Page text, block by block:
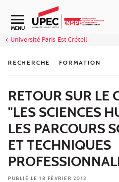
Aller au contenu
Navigation secondaire
MENU
Université Paris-Est Créteil
RECHERCHE FORMATION
RETOUR SUR LE
"LES SCIENCES
LES PARCOURS
ET TECHNIQUES
PUBLIÉ LE 18 FÉVRIER 2013